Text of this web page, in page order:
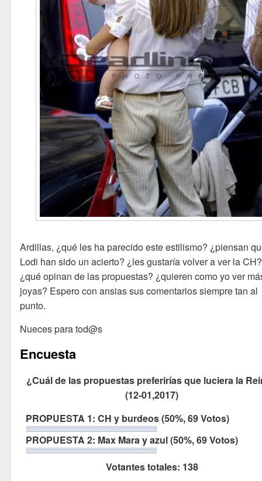
Ardillas, ¿qué les ha parecido este estilismo? ¿piensan
Lodi han sido un acierto? ¿les gustaría volver a ver la CH?
¿qué opinan de las propuestas? ¿quieren como yo ver
joyas? Espero con ansias sus comentarios siempre tan al
punto.
Nueces para tod@s
Encuesta
¿Cuál de las propuestas preferirías que luciera la
(12-01,2017)
PROPUESTA 1: CH y burdeos(50%, 69 Votos)
PROPUESTA 2: Max Mara y azul(50%, 69 Votos)
Votantes totales: 138